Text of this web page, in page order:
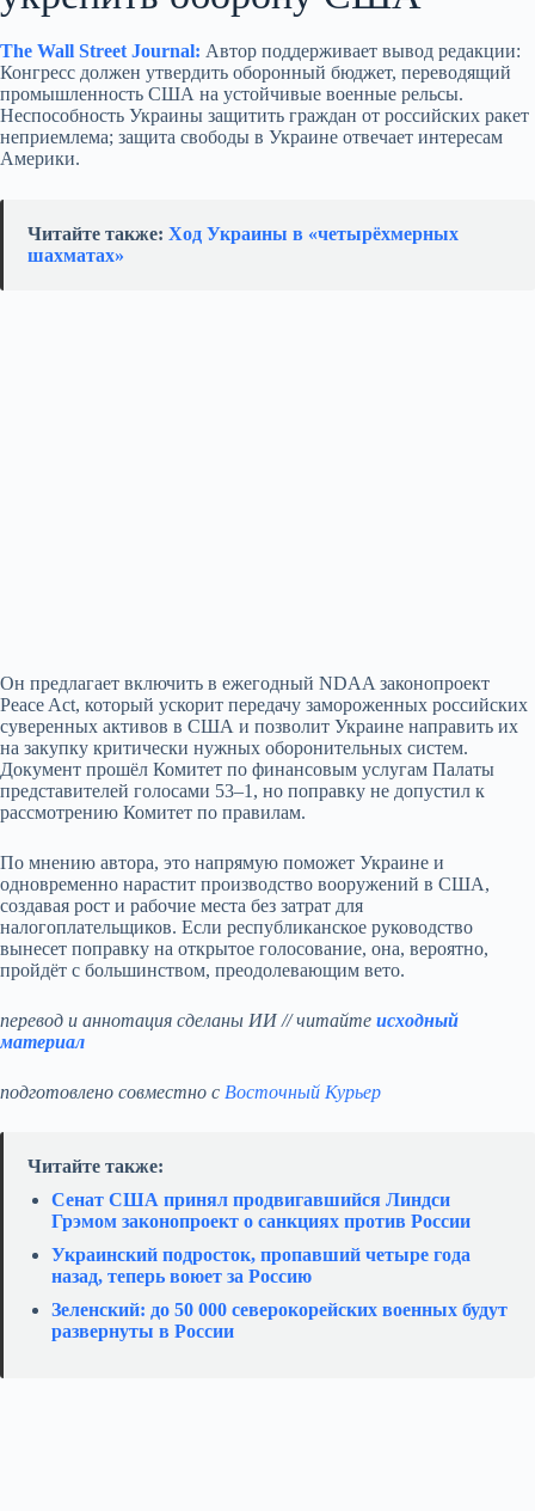
The Wall Street Journal: Автор поддерживает вывод редакции:
Конгресс должен утвердить оборонный бюджет, переводящий
промышленность США на устойчивые военные рельсы.
Неспособность Украины защитить граждан от российских ракет
неприемлема; защита свободы в Украине отвечает интересам
Америки.
Читайте также: Ход Украины в «четырёхмерных
шахматах»
Он предлагает включить в ежегодный NDAA законопроект
Peace Act, который ускорит передачу замороженных российских
суверенных активов в США и позволит Украине направить их
на закупку критически нужных оборонительных систем.
Документ прошёл Комитет по финансовым услугам Палаты
представителей голосами 53–1, но поправку не допустил к
рассмотрению Комитет по правилам.
По мнению автора, это напрямую поможет Украине и
одновременно нарастит производство вооружений в США,
создавая рост и рабочие места без затрат для
налогоплательщиков. Если республиканское руководство
вынесет поправку на открытое голосование, она, вероятно,
пройдёт с большинством, преодолевающим вето.
перевод и аннотация сделаны ИИ // читайте исходный
материал
подготовлено совместно с Восточный Курьер
Читайте также:
Сенат США принял продвигавшийся Линдси
Грэмом законопроект о санкциях против России
Украинский подросток, пропавший четыре года
назад, теперь воюет за Россию
Зеленский: до 50 000 северокорейских военных будут
развернуты в России